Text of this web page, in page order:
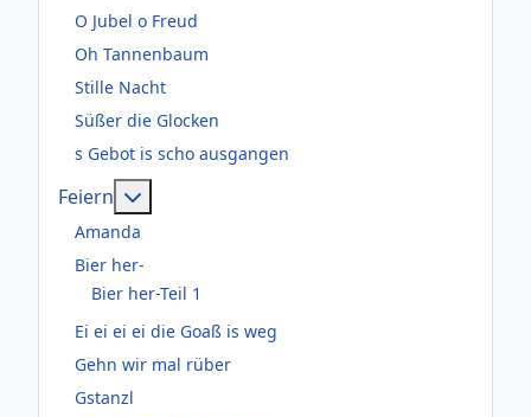
O Jubel o Freud
Oh Tannenbaum
Stille Nacht
Süßer die Glocken
s Gebot is scho ausgangen
Feiern
Amanda
Bier her-
Bier her-Teil 1
Ei ei ei ei die Goaß is weg
Gehn wir mal rüber
Gstanzl